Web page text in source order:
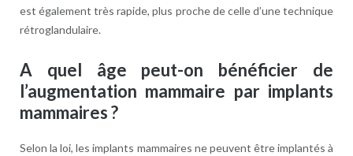
est également très rapide, plus proche de celle d’une technique
rétroglandulaire.
A quel âge peut-on bénéficier de
l’augmentation mammaire par implants
mammaires ?
Selon la loi, les implants mammaires ne peuvent être implantés à